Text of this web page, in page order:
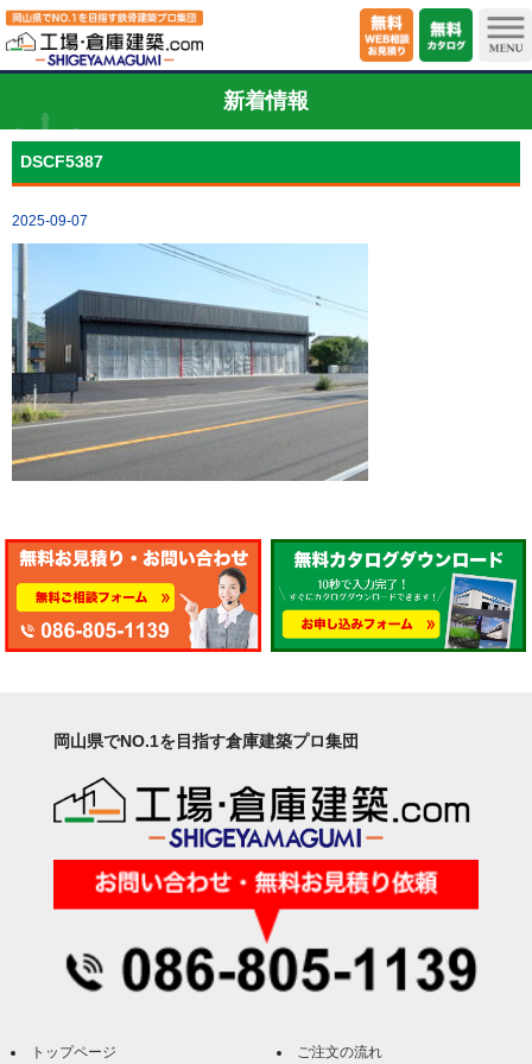
新着情報
DSCF5387
2025-09-07
岡山県でNO.1を目指す倉庫建築プロ集団
トップページ ご注文の流れ